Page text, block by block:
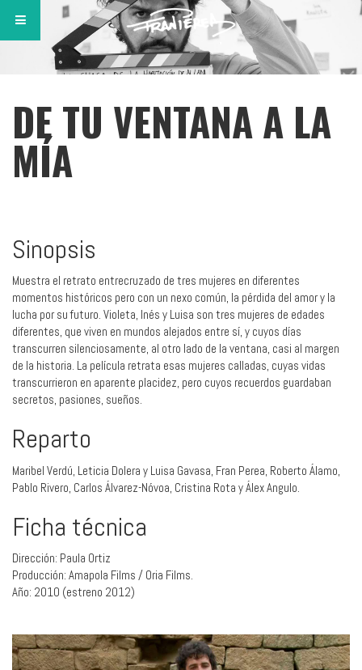
DE TU VENTANA A LA
MÍA
Sinopsis
Muestra el retrato entrecruzado de tres mujeres en diferentes
momentos históricos pero con un nexo común, la pérdida del amor y la
lucha por su futuro. Violeta, Inés y Luisa son tres mujeres de edades
diferentes, que viven en mundos alejados entre sí, y cuyos días
transcurren silenciosamente, al otro lado de la ventana, casi al margen
de la historia. La película retrata esas mujeres calladas, cuyas vidas
transcurrieron en aparente placidez, pero cuyos recuerdos guardaban
secretos, pasiones, sueños.
Reparto
Maribel Verdú, Leticia Dolera y Luisa Gavasa, Fran Perea, Roberto Álamo,
Pablo Rivero, Carlos Álvarez-Nóvoa, Cristina Rota y Álex Angulo.
Ficha técnica
Dirección: Paula Ortiz
Producción: Amapola Films / Oria Films.
Año: 2010 (estreno 2012)